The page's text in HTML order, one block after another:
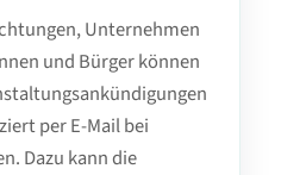
Unternehmen
und Bürger können
per E-Mail bei
Dazu kann die